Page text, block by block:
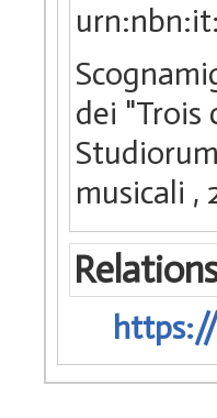
dei "Trois
musicali ,